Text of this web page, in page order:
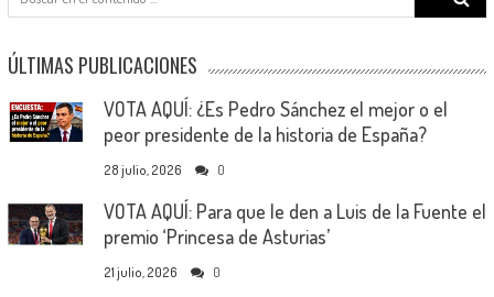
ÚLTIMAS PUBLICACIONES
VOTA AQUÍ: ¿Es Pedro Sánchez el mejor o el
peor presidente de la historia de España?
28 julio, 2026 0
VOTA AQUÍ: Para que le den a Luis de la Fuente el
premio ‘Princesa de Asturias’
21 julio, 2026 0